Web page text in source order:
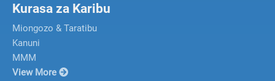
Kurasa za Karibu
Miongozo & Taratibu
Kanuni
MMM
View More